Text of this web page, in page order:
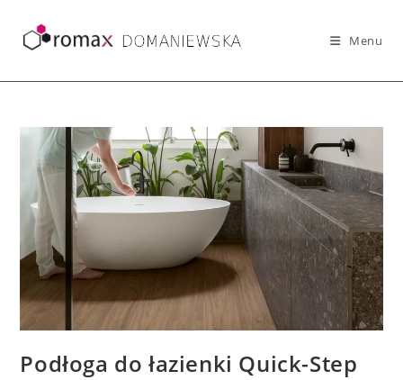
content
Menu
Podłoga do łazienki Quick-Step